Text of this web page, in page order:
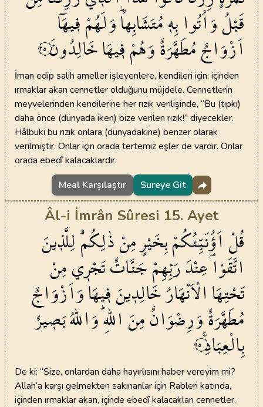
قَبْلُوَاُتُوابِه۪مُتَشَابِهاًۜوَلَهُمْف۪يهَٓا
اَزْوَاجٌمُطَهَّرَةٌوَهُمْف۪يهَاخَالِدُونَ٢٥
İman edip salih ameller işleyenlere, kendileri için; içinden
ırmaklar akan cennetler olduğunu müjdele. Cennetlerin
meyvelerinden kendilerine her rızık verilişinde, “Bu (tıpkı)
daha önce (dünyada iken) bize verilen rızık!” diyecekler.
Hâlbuki bu rızık onlara (dünyadakine) benzer olarak
verilmiştir. Onlar için orada tertemiz eşler de vardır. Onlar
orada ebedî kalacaklardır.
Meal Karşılaştır
Sureye Git
Âl-i İmrân Sûresi 15. Ayet
قُلْ اَؤُ۬نَبِّئُكُمْبِخَيْرٍمِنْذٰلِكُمْۜلِلَّذ۪ينَ
اتَّقَوْاعِنْدَرَبِّهِمْجَنَّاتٌتَجْر۪يمِنْ
تَحْتِهَاالْاَنْهَارُخَالِد۪ينَف۪يهَاوَاَزْوَاجٌ
مُطَهَّرَةٌوَرِضْوَانٌمِنَ اللّٰهِۜوَاللّٰهُبَص۪يرٌ
بِالْعِبَادِۚ١٥
De ki: “Size, onlardan daha hayırlısını haber vereyim mi?
Allah’a karşı gelmekten sakınanlar için Rableri katında,
içinden ırmaklar akan, içinde ebedî kalacakları cennetler,